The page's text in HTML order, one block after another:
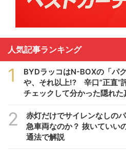
人気記事ランキング
1
BYDラッコはN-BOXの「パ
や、それ以上!? 辛口”正直”
チェックして分かった隠れた
2
赤灯だけでサイレンなしの
急車両なのか？ 抜いていい
通法で解説